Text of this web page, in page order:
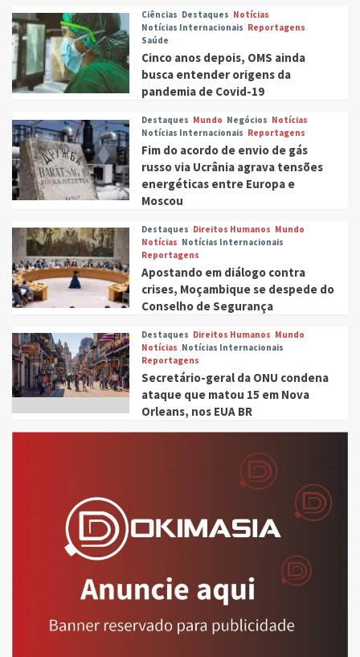
Ciências Destaques Notícias
Notícias Internacionais Reportagens
Saúde
Cinco anos depois, OMS ainda
busca entender origens da
pandemia de Covid-19
Destaques Mundo Negócios Notícias
Notícias Internacionais Reportagens
Fim do acordo de envio de gás
russo via Ucrânia agrava tensões
energéticas entre Europa e
Moscou
Destaques Direitos Humanos Mundo
Notícias Notícias Internacionais
Reportagens
Apostando em diálogo contra
crises, Moçambique se despede do
Conselho de Segurança
Destaques Direitos Humanos Mundo
Notícias Notícias Internacionais
Reportagens
Secretário-geral da ONU condena
ataque que matou 15 em Nova
Orleans, nos EUA BR